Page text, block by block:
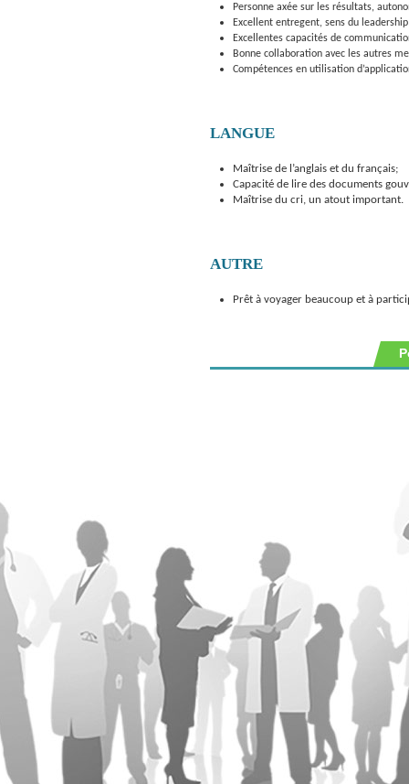
Personne axée sur les résultats,
Excellent entregent, sens du
Excellentes capacités de
Bonne collaboration avec les autres
Compétences en utilisation
LANGUE
Maîtrise de l’anglais et du français;
Capacité de lire des documents
Maîtrise du cri, un atout important.
AUTRE
Prêt à voyager beaucoup et à